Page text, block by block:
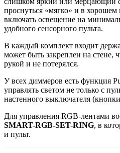
проснуться «мягко» и в хорошем
включать освещение на
удобного сенсорного пульта.
В каждый комплект входит
может быть закреплен на стене,
рукой и не потерялся.
У всех диммеров есть функция
управлять светом не только с
настенного выключателя
Для управления RGB-лентами
SMART-RGB-SET-RING, в
и пульт.